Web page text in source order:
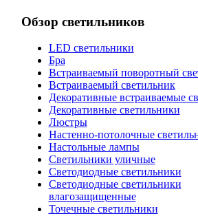
Обзор светильников
LED светильники
Бра
Встраиваемый поворотный
Встраиваемый светильник
Декоративные встраиваемые
Декоративные светильники
Люстры
Настенно-потолочные
Настольные лампы
Светильники уличные
Светодиодные светильники
Светодиодные светильники
влагозащищенные
Точечные светильники